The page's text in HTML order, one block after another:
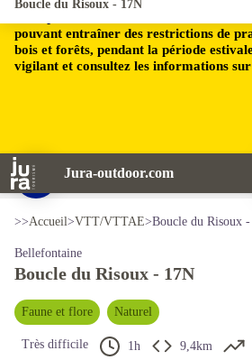
pouvant entraîner des restrictions de
bois et forêts, pendant la période
vigilant et consultez les informations
Jura-outdoor.com
Boucle du Risoux - 17N
Voir
>>Accueil>VTT/VTTAE>Boucle du Risoux
Bellefontaine
Boucle du Risoux - 17N
Faune et flore Naturel
Très difficile 1h 9,4km